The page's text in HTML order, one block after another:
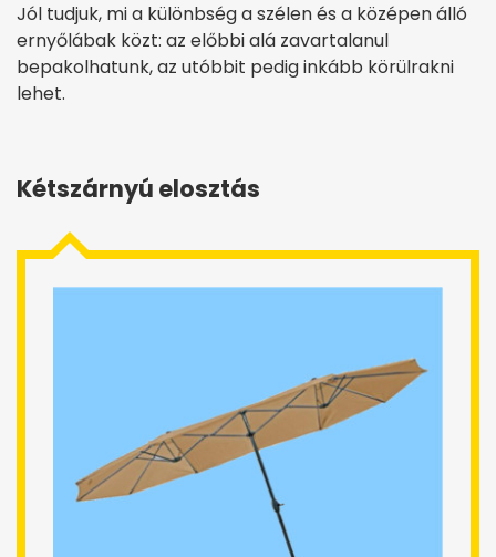
Jól tudjuk, mi a különbség a szélen és a középen álló
ernyőlábak közt: az előbbi alá zavartalanul
bepakolhatunk, az utóbbit pedig inkább körülrakni
lehet.
Kétszárnyú elosztás